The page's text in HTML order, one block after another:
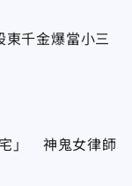
東千金爆當小三
」 神鬼女律師